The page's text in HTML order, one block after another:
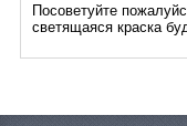
Посоветуйте
светящаяся краска